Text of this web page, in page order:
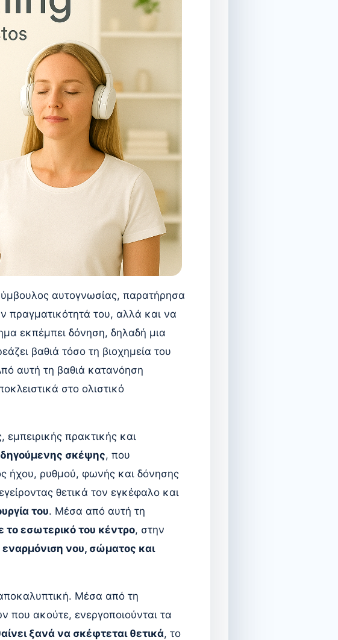
αυτογνωσίας, παρατήρησα
πραγματικότητά του, αλλά και να
εκπέμπει δόνηση, δηλαδή μια
βαθιά τόσο τη βιοχημεία του
αυτή τη βαθιά κατανόηση
στο ολιστικό
εμπειρικής πρακτικής και
σκέψης, που
ήχου, ρυθμού, φωνής και δόνησης
θετικά τον εγκέφαλο και
του. Μέσα από αυτή τη
εσωτερικό του κέντρο, στην
νου, σώματος και
Μέσα από τη
που ακούτε, ενεργοποιούνται τα
ξανά να σκέφτεται θετικά, το